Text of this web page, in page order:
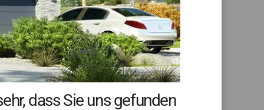
dass Sie uns gefunden